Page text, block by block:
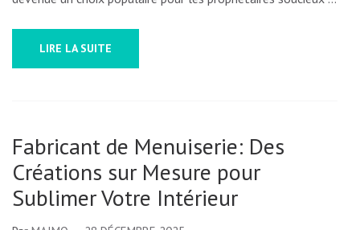
LIRE LA SUITE
Fabricant de Menuiserie: Des
Créations sur Mesure pour
Sublimer Votre Intérieur